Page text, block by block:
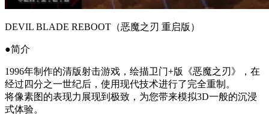
DEVIL BLADE REBOOT（恶魔之刃 重启版）
●简介
1996年制作的清版射击游戏，绘描卫门+版《恶魔之刃》，在
经过四分之一世纪后，使用现代技术进行了完全重制。
将像素图的表现力展现到极致，为您带来模拟3D一般的沉浸
式体验。